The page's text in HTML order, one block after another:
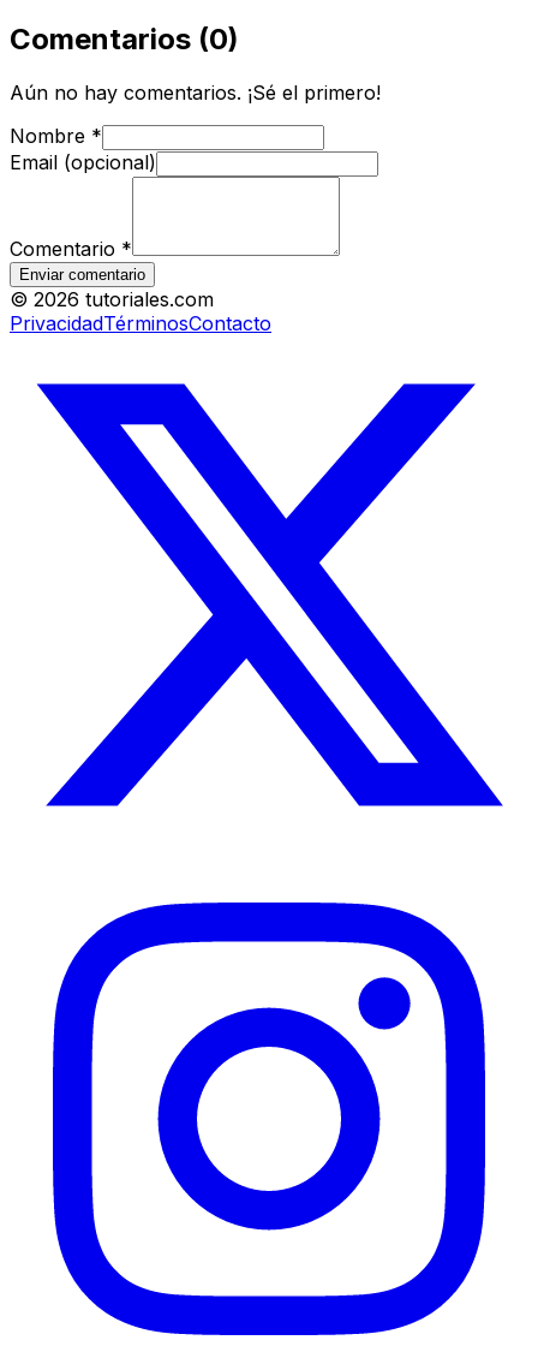
Comentarios (0)
Aún no hay comentarios. ¡Sé el primero!
Nombre *
Email (opcional)
Comentario *
Enviar comentario
© 2026 tutoriales.com
PrivacidadTérminosContacto